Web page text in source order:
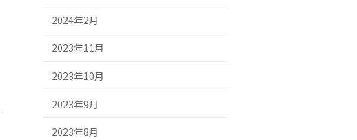
2024年2月
2023年11月
2023年10月
2023年9月
2023年8月